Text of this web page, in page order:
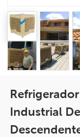
Industrial